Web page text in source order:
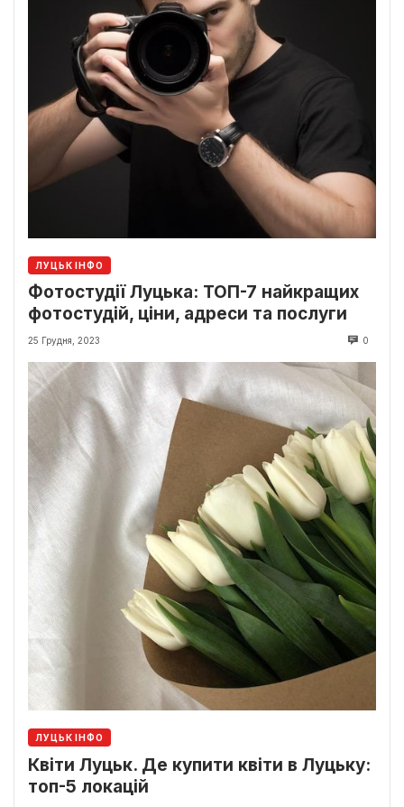
ЛУЦЬК ІНФО
Фотостудії Луцька: ТОП-7 найкращих
фотостудій, ціни, адреси та послуги
25 Грудня, 2023 0
ЛУЦЬК ІНФО
Квіти Луцьк. Де купити квіти в Луцьку:
топ-5 локацій